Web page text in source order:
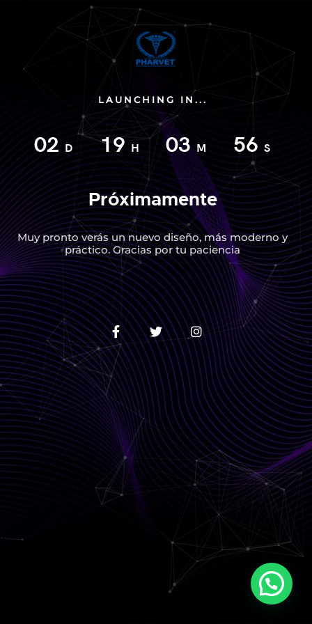
LAUNCHING IN...
02 D 19 H 03 M 55 S
Próximamente
Muy pronto verás un nuevo diseño, más moderno y
práctico. Gracias por tu paciencia